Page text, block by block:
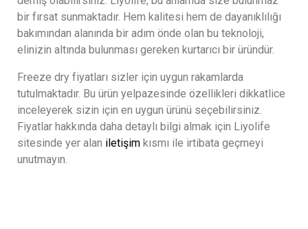
bir fırsat sunmaktadır. Hem kalitesi hem de dayanıklılığı
bakımından alanında bir adım önde olan bu teknoloji,
elinizin altında bulunması gereken kurtarıcı bir üründür.
Freeze dry fiyatları sizler için uygun rakamlarda
tutulmaktadır. Bu ürün yelpazesinde özellikleri dikkatlice
inceleyerek sizin için en uygun ürünü seçebilirsiniz.
Fiyatlar hakkında daha detaylı bilgi almak için Liyolife
sitesinde yer alan iletişim kısmı ile irtibata geçmeyi
unutmayın.